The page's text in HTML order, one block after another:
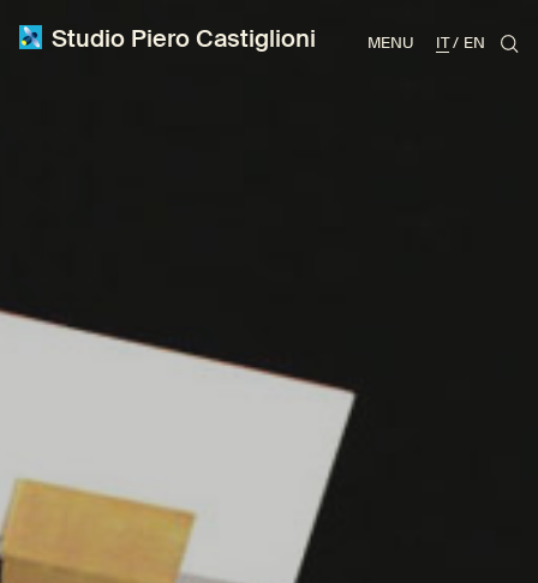
Studio Piero Castiglioni MENU IT EN